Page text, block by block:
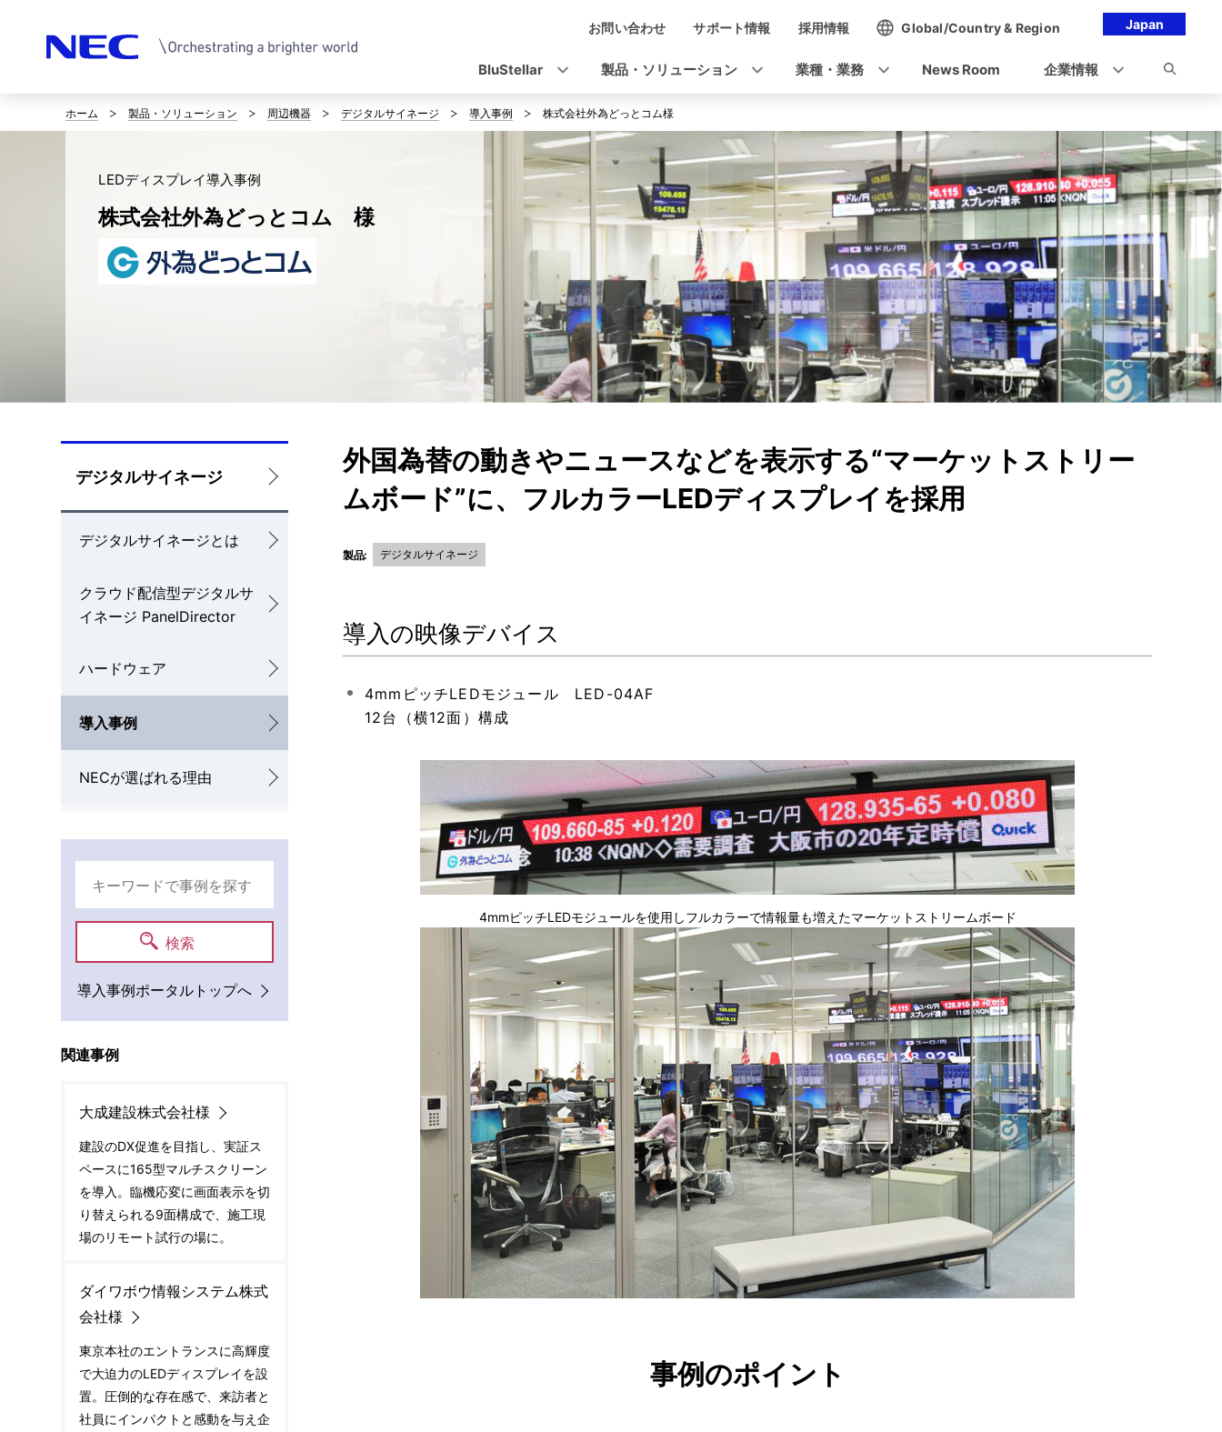
Japan
ゲ
お問い合わせ サポート情報 採用情報 Global/Country & Region
BluStellar 製品・ソリューション 業種・業務 News Room 企業情報
サ
置
ホーム 製品・ソリューション 周辺機器 デジタルサイネージ 導入事例 株式会社外為どっとコム様
LEDディスプレイ導入事例
株式会社外為どっとコム 様
ロ
ー
カ
ナ
ゲ
ー
デジタルサイネージ
デジタルサイネージとは
クラウド配信型デジタルサ
イネージ PanelDirector
ハードウェア
導入事例
NECが選ばれる理由
検索
導入事例ポータルトップへ
関連事例
大成建設株式会社様
建設のDX促進を目指し、実証ス
ペースに165型マルチスクリーン
を導入。臨機応変に画面表示を切
り替えられる9面構成で、施工現
場のリモート試行の場に。
ダイワボウ情報システム株式
会社様
東京本社のエントランスに高輝度
で大迫力のLEDディスプレイを設
置。圧倒的な存在感で、来訪者と
社員にインパクトと感動を与え企
外国為替の動きやニュースなどを表示する“マーケットストリー
ムボード”に、フルカラーLEDディスプレイを採用
製品: デジタルサイネージ
導入の映像デバイス
4mmピッチLEDモジュール LED-04AF
12台（横12面）構成
4mmピッチLEDモジュールを使用しフルカラーで情報量も増えたマーケットストリームボード
事例のポイント